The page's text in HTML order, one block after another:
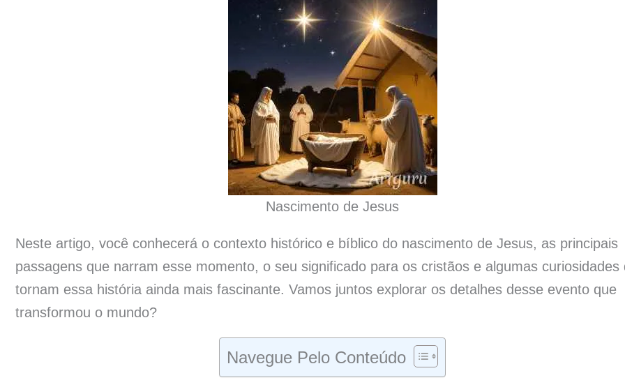
Nascimento de Jesus
Neste artigo, você conhecerá o contexto histórico e bíblico do nascimento de Jesus, as principais
passagens que narram esse momento, o seu significado para os cristãos e algumas curiosidades
tornam essa história ainda mais fascinante. Vamos juntos explorar os detalhes desse evento que
transformou o mundo?
Navegue Pelo Conteúdo